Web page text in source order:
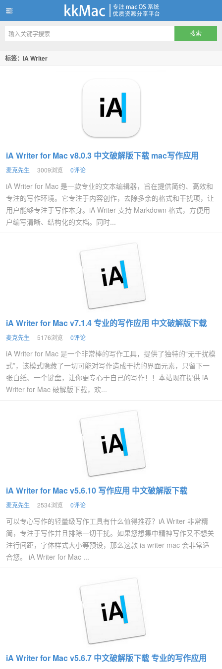
kkMac
标签：iA Writer
iA Writer for Mac v8.0.3 中文破解版下载 mac写作应用
麦克先生 3009浏览 0评论
iA Writer for Mac 是一款专业的文本编辑器，旨在提供简约、高效和
专注的写作环境。它专注于内容创作，去除多余的格式和干扰项，让
用户能够专注于写作本身。iA Writer 支持 Markdown 格式，方便用
户编写清晰、结构化的文档。同时...
iA Writer for Mac v7.1.4 专业的写作应用 中文破解版下载
麦克先生 5176浏览 0评论
iA Writer for Mac 是一个非常棒的写作工具，提供了独特的“无干扰模
式”，该模式隐藏了一切可能对写作造成干扰的界面元素，只留下一
张白纸、一个键盘，让你更专心于自己的写作！！本站现在提供 iA
Writer for Mac 破解版下载，欢...
iA Writer for Mac v5.6.10 写作应用 中文破解版下载
麦克先生 2534浏览 0评论
可以专心写作的轻量级写作工具有什么值得推荐？iA Writer 非常精
简，专注于写作并且排除一切干扰。如果您想集中精神写作又不想关
注行间距，字体样式大小等预设，那么这款 ia writer mac 会非常适
合您。 iA Writer for Mac ...
iA Writer for Mac v5.6.7 中文破解版下载 专业的写作应用